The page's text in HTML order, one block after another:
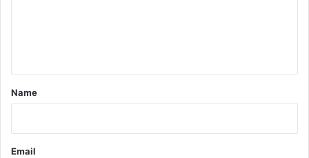
*
Name
Email